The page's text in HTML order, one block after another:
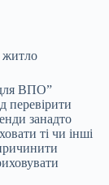
житло
ВПО”
перевірити
занадто
ті чи інші